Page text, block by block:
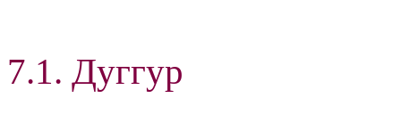
7.1. Дуггур